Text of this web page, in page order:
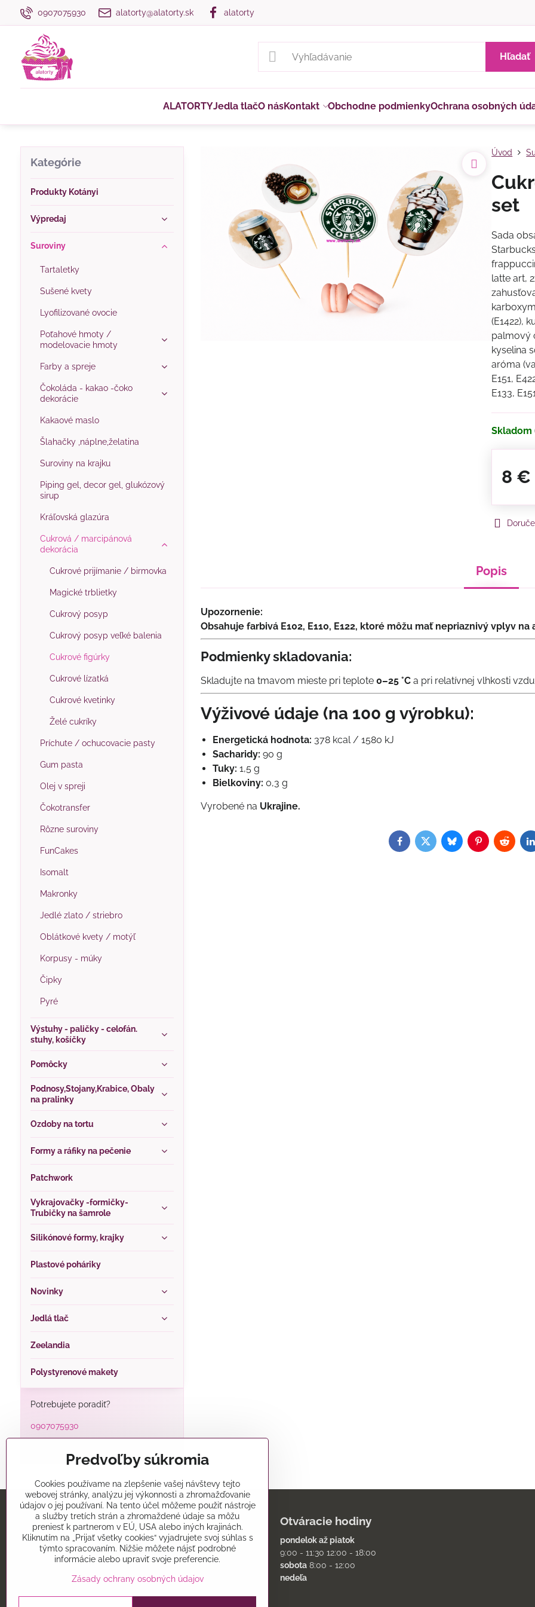
0907075930 alatorty@alatorty.sk alatorty
Hľadať
ALATORTYJedla tlačO násKontakt Obchodne podmienkyOchrana osobných
Úvod
set
Sada
latte art,
(E1422),
palmový
kyselina
aróma
E151,
E133,
Skladom
8 €
Popis
Upozornenie:
Obsahuje farbivá E102, E110, E122, ktoré môžu mať nepriaznivý vplyv
Podmienky skladovania:
Skladujte na tmavom mieste pri teplote0–25 °C a pri relatívnej vlhkosti
Výživové údaje (na 100 g výrobku):
Energetická hodnota: 378 kcal / 1580 kJ
Sacharidy: 90 g
Tuky: 1,5 g
Bielkoviny: 0,3
Vyrobené na Ukrajine.
Facebook
TwitterBlueskyPinterestReddit
Kategórie
Produkty Kotányi
Výpredaj
Suroviny
Tartaletky
Sušené kvety
Lyofilizované ovocie
Poťahové hmoty /
modelovacie hmoty
Farby a spreje
Čokoláda - kakao -čoko
dekorácie
Kakaové maslo
Šlahačky ,náplne,želatina
Suroviny na krajku
Piping gel, decor gel, glukózový
sirup
Kráľovská glazúra
Cukrová / marcipánová
dekorácia
Cukrové prijímanie / birmovka
Magické trblietky
Cukrový posyp
Cukrový posyp veľké balenia
Cukrové figúrky
Cukrové lízatká
Cukrové kvetinky
Želé cukríky
Príchute / ochucovacie pasty
Gum pasta
Olej v spreji
Čokotransfer
Rôzne suroviny
FunCakes
Isomalt
Makronky
Jedlé zlato / striebro
Oblátkové kvety / motýľ
Korpusy - múky
Čipky
Pyré
Výstuhy - paličky - celofán.
stuhy, košíčky
Pomôcky
Podnosy,Stojany,Krabice, Obaly
na pralinky
Ozdoby na tortu
Formy a ráfiky na pečenie
Patchwork
Vykrajovačky -formičky-
Trubičky na šamrole
Silikónové formy, krajky
Plastové poháriky
Novinky
Jedlá tlač
Zeelandia
Polystyrenové makety
Potrebujete poradiť?
0907075930
Predajňa
Alatorty
Mikovíniho 15
Trnava 91701
Otváracie hodiny
pondelok až piatok
9:00 - 11:30 12:00 - 18:00
sobota8:00 - 12:00
nedeľa
Predvoľby súkromia
Cookies používame na zlepšenie vašej návštevy tejto
webovej stránky, analýzu jej výkonnosti a zhromažďovanie
údajov o jej používaní. Na tento účel môžeme použiť nástroje
a služby tretích strán a zhromaždené údaje sa môžu
preniesť k partnerom v EÚ, USA alebo iných krajinách.
Kliknutím na „Prijať všetky cookies“ vyjadrujete svoj súhlas s
týmto spracovaním. Nižšie môžete nájsť podrobné
informácie alebo upraviť svoje preferencie.
Zásady ochrany osobných údajov